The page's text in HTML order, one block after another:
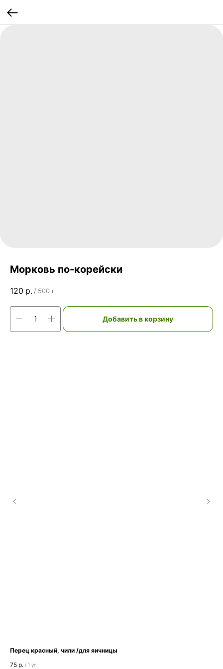
Морковь по-корейски
120 р. / 500 г
Добавить в корзину
Перец красный, чили /для яичницы
75 р. / 1 уп